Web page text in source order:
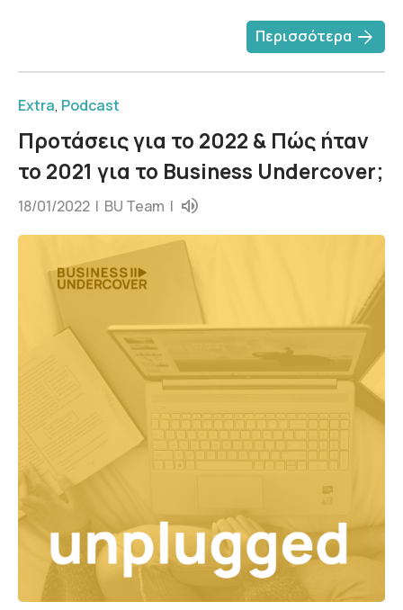
Περισσότερα arrow_forward
Extra, Podcast
Προτάσεις για το 2022 & Πώς ήταν
το 2021 για το Business Undercover;
18/01/2022 | BU Team |